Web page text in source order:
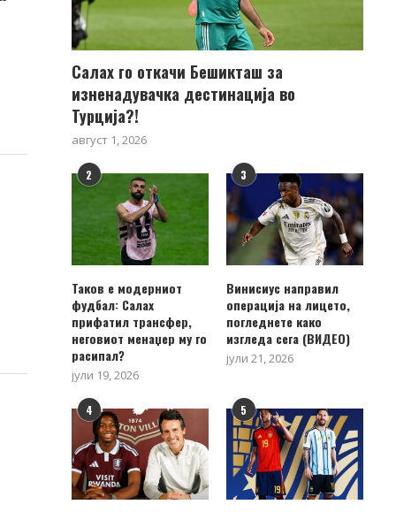
Салах го откачи Бешикташ за
изненадувачка дестинација во
Турција?!
август 1, 2026
2
Таков е модерниот
фудбал: Салах
прифатил трансфер,
неговиот менаџер му го
расипал?
јули 19, 2026
3
Винисиус направил
операција на лицето,
погледнете како
изгледа сега (ВИДЕО)
јули 21, 2026
4 5